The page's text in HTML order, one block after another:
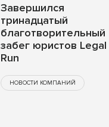
Завершился
тринадцатый
благотворительный
забег юристов Legal
Run
НОВОСТИ КОМПАНИЙ